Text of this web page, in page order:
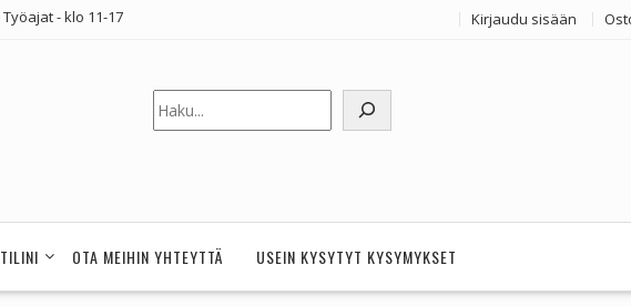
Työajat - klo 11-17 Kirjaudu sisään
Etsi
TILINI OTA MEIHIN YHTEYTTÄ USEIN KYSYTYT KYSYMYKSET